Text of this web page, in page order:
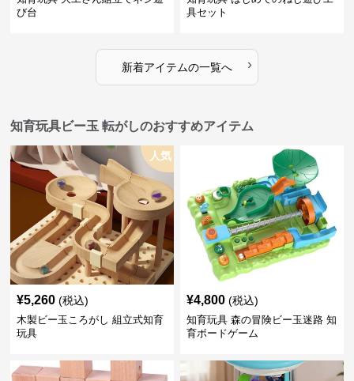
び台
具セット
新着アイテムの一覧へ ›
知育玩具ビー玉 転がしのおすすめアイテム
人気
¥5,260 (税込)
木製ビー玉ころがし 組立式知育
玩具
¥4,800 (税込)
知育玩具 森の冒険ビー玉迷路 知
育ボードゲーム